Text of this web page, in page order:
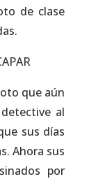
de clase
que aún
al
sus días
Ahora sus
por